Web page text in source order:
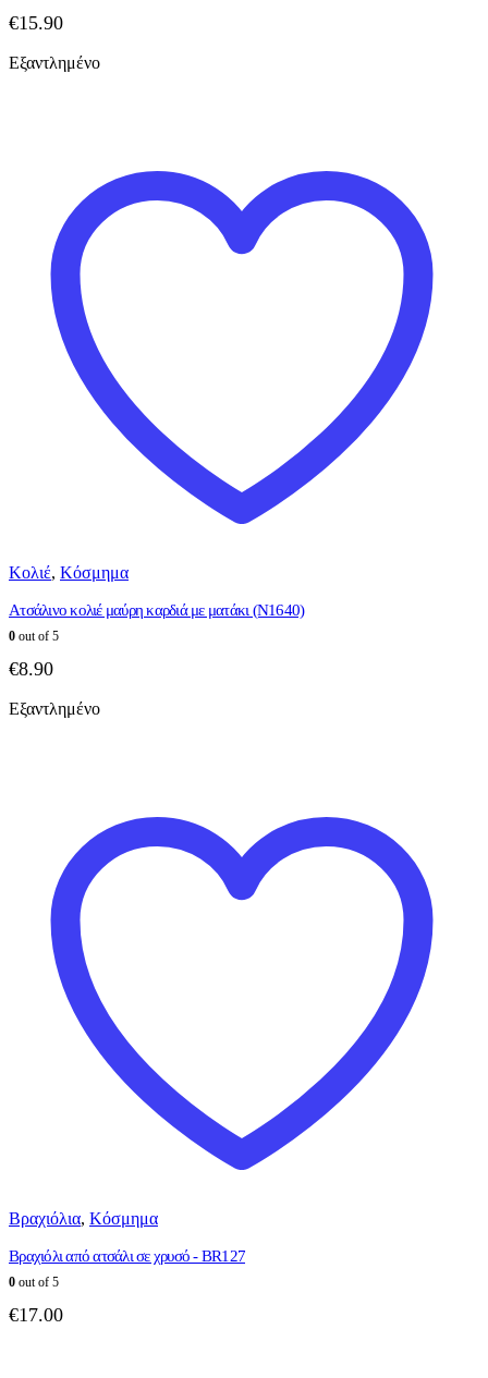
€15.90
Εξαντλημένο
Κολιέ, Κόσμημα
Ατσάλινο κολιέ μαύρη καρδιά με ματάκι (N1640)
0 out of 5
€8.90
Εξαντλημένο
Βραχιόλια, Κόσμημα
Βραχιόλι από ατσάλι σε χρυσό - BR127
0 out of 5
€17.00